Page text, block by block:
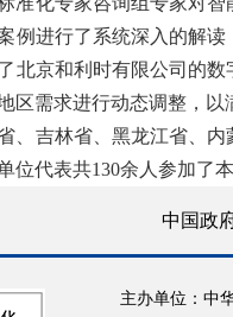
例进行了系统深入的解
北京和利时有限公司的
区需求进行动态调整，以
、吉林省、黑龙江省、
位代表共130余人参加了
中国政
主办单位：中